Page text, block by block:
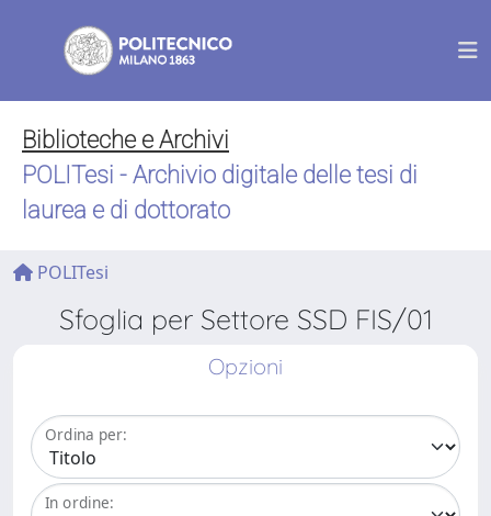
Biblioteche e Archivi
POLITesi - Archivio digitale delle tesi di
laurea e di dottorato
POLITesi
Sfoglia per Settore SSD FIS/01
Opzioni
Ordina per:
In ordine: